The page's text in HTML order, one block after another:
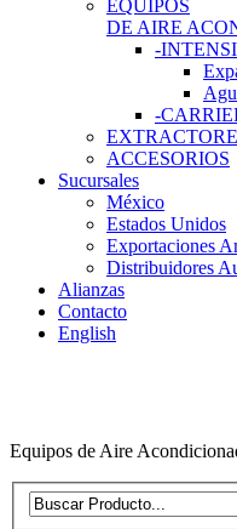
EQUIPOS
DE AIRE
-
-
ACCESORIOS
Sucursales
México
Estados Unidos
Exportaciones
Distribuidores
Alianzas
Contacto
English
Equipos de Aire